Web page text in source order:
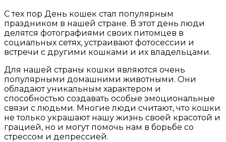
С тех пор День кошек стал популярным
праздником в нашей стране. В этот день люди
делятся фотографиями своих питомцев в
социальных сетях, устраивают фотосессии и
встречи с другими кошками и их владельцами.
Для нашей страны кошки являются очень
популярными домашними животными. Они
обладают уникальным характером и
способностью создавать особые эмоциональные
связи с людьми. Многие люди считают, что кошки
не только украшают нашу жизнь своей красотой и
грацией, но и могут помочь нам в борьбе со
стрессом и депрессией.